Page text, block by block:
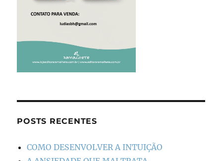
POSTS RECENTES
COMO DESENVOLVER A INTUIÇÃO